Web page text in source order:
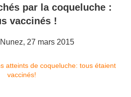
par la coqueluche :
vaccinés !
27 mars 2015